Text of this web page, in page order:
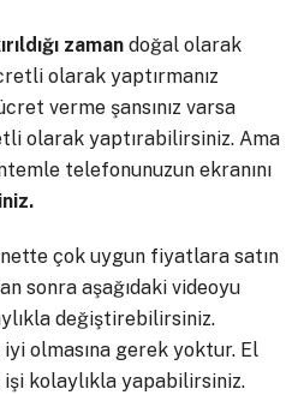
zaman doğal olarak
olarak yaptırmanız
verme şansınız varsa
olarak yaptırabilirsiniz. Ama
telefonunuzun ekranını
çok uygun fiyatlara satın
sonra aşağıdaki videoyu
değiştirebilirsiniz.
olmasına gerek yoktur. El
kolaylıkla yapabilirsiniz.